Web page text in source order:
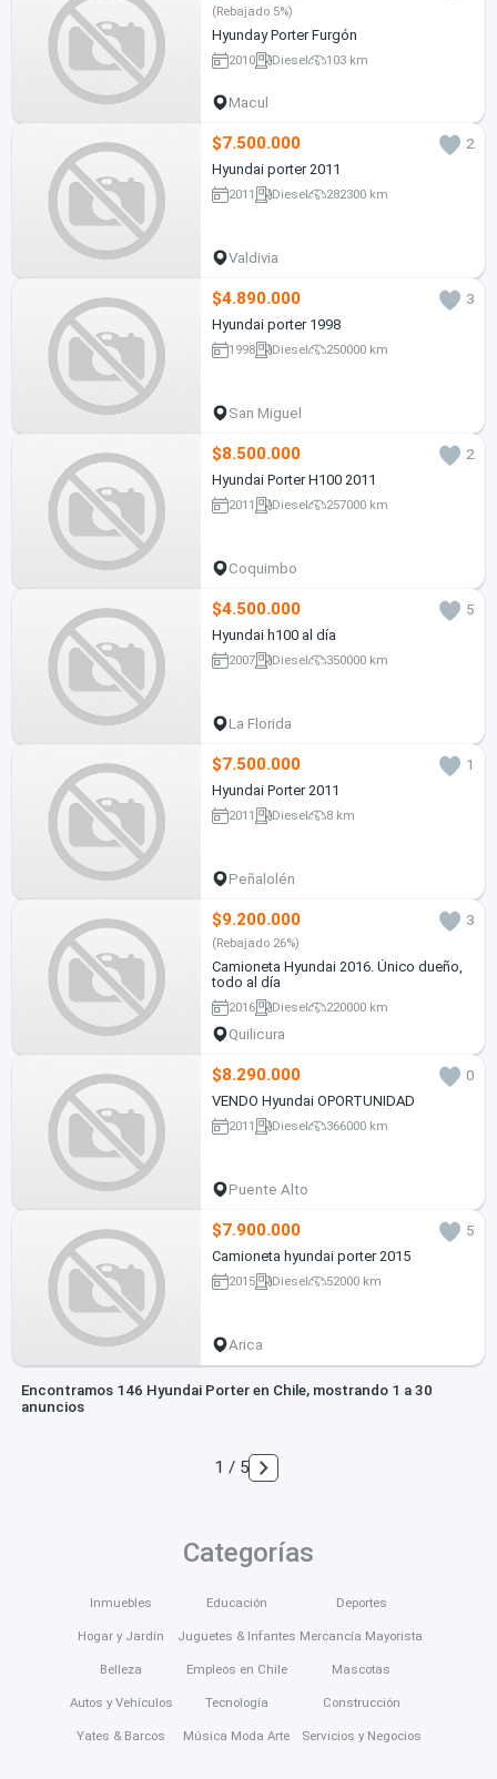
(Rebajado 5%)
Hyunday Porter Furgón
2010 Diesel 103 km
Macul
$7.500.000
2
Hyundai porter 2011
2011 Diesel 282300 km
Valdivia
$4.890.000
3
Hyundai porter 1998
1998 Diesel 250000 km
San Miguel
$8.500.000
2
Hyundai Porter H100 2011
2011 Diesel 257000 km
Coquimbo
$4.500.000
5
Hyundai h100 al día
2007 Diesel 350000 km
La Florida
$7.500.000
1
Hyundai Porter 2011
2011 Diesel 8 km
Peñalolén
$9.200.000 3
(Rebajado 26%)
Camioneta Hyundai 2016. Único dueño,
todo al día
2016 Diesel 220000 km
Quilicura
$8.290.000
0
VENDO Hyundai OPORTUNIDAD
2011 Diesel 366000 km
Puente Alto
$7.900.000
5
Camioneta hyundai porter 2015
2015 Diesel 52000 km
Arica
Encontramos 146 Hyundai Porter en Chile, mostrando 1 a 30
anuncios
1 / 5
Categorías
Inmuebles
Hogar y Jardín
Belleza
Autos y Vehículos
Yates & Barcos
Educación
Juguetes & Infantes
Empleos en Chile
Tecnología
Música Moda Arte
Deportes
Mercancía Mayorista
Mascotas
Construcción
Servicios y Negocios